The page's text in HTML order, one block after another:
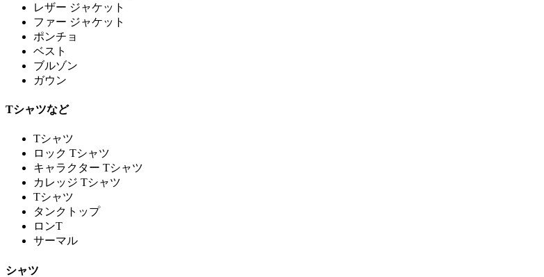
レザー ジャケット
ファー ジャケット
ポンチョ
ベスト
ブルゾン
ガウン
Tシャツなど
Tシャツ
ロック Tシャツ
キャラクター Tシャツ
カレッジ Tシャツ
Tシャツ
タンクトップ
ロンT
サーマル
シャツ